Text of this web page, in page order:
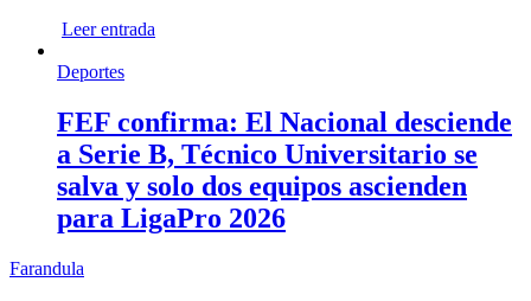
Leer entrada
Deportes
FEF confirma: El Nacional desciende
a Serie B, Técnico Universitario se
salva y solo dos equipos ascienden
para LigaPro 2026
Farandula